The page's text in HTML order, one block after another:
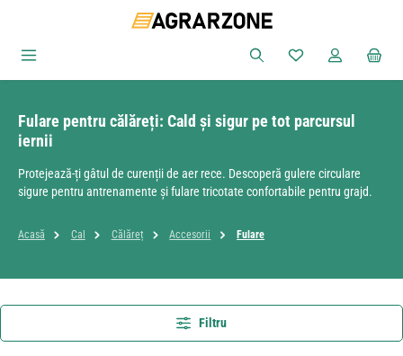
Sari la conținutul principal
Aveți 0 articole
Fulare pentru călăreți: Cald și sigur pe tot parcursul
iernii
Protejează-ți gâtul de curenții de aer rece. Descoperă gulere circulare
sigure pentru antrenamente și fulare tricotate confortabile pentru grajd.
Acasă Cal Călăreț Accesorii Fulare
Filtru